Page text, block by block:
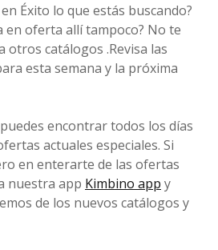
Éxito lo que estás buscando?
en oferta allí tampoco? No te
otros catálogos .Revisa las
esta semana y la próxima
encontrar todos los días
actuales especiales. Si
en enterarte de las ofertas
nuestra app Kimbino app y
de los nuevos catálogos y